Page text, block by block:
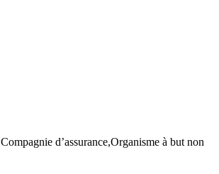
Compagnie d’assurance,Organisme à but non